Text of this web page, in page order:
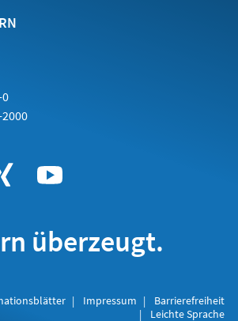
überzeugt.
Impressum
Barrierefreiheit
Leichte Sprache